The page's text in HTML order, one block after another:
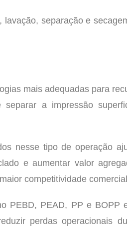
separação e
mais adequadas para
a impressão
nesse tipo de operação
e aumentar valor
competitividade
PEBD, PEAD, PP e BOPP
perdas operacionais